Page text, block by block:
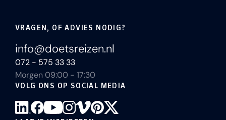
VRAGEN, OF ADVIES NODIG?
info@doetsreizen.nl
072 - 575 33 33
Morgen 09:00 - 17:30
VOLG ONS OP SOCIAL MEDIA